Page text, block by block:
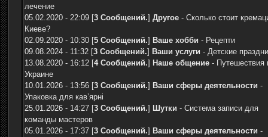
лечение
05.02.2020 - 22:09 [3 Сообщений.] Другое - Сколько стоит
Киеве?
02.09.2020 - 10:30 [5 Сообщений.] Ваше хобби - Рецепти
09.08.2024 - 11:32 [3 Сообщений.] Ваши услуги - Детские
13.08.2020 - 16:12 [4 Сообщений.] Наше общение - Путешествия
Украине
10.01.2026 - 13:56 [3 Сообщений.] Ваши сферы деятельности -
Упаковка для кав’ярні
25.01.2026 - 14:27 [3 Сообщений.] Шутки - Система записи для
команды мастеров
05.01.2026 - 17:37 [3 Сообщений.] Ваши сферы деятельности -